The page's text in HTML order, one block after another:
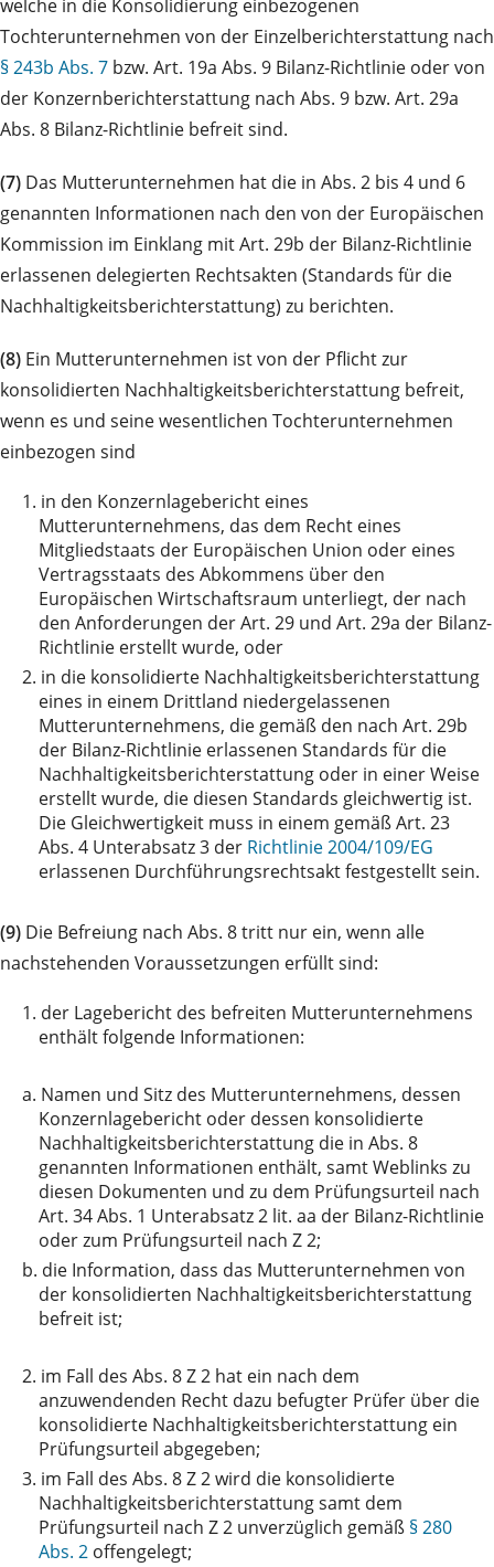
welche in die Konsolidierung einbezogenen
Tochterunternehmen von der Einzelberichterstattung nach
§ 243b Abs. 7 bzw. Art. 19a Abs. 9 Bilanz-Richtlinie oder von
der Konzernberichterstattung nach Abs. 9 bzw. Art. 29a
Abs. 8 Bilanz-Richtlinie befreit sind.
(7) Das Mutterunternehmen hat die in Abs. 2 bis 4 und 6
genannten Informationen nach den von der Europäischen
Kommission im Einklang mit Art. 29b der Bilanz-Richtlinie
erlassenen delegierten Rechtsakten (Standards für die
Nachhaltigkeitsberichterstattung) zu berichten.
(8) Ein Mutterunternehmen ist von der Pflicht zur
konsolidierten Nachhaltigkeitsberichterstattung befreit,
wenn es und seine wesentlichen Tochterunternehmen
einbezogen sind
1. in den Konzernlagebericht eines
Mutterunternehmens, das dem Recht eines
Mitgliedstaats der Europäischen Union oder eines
Vertragsstaats des Abkommens über den
Europäischen Wirtschaftsraum unterliegt, der nach
den Anforderungen der Art. 29 und Art. 29a der Bilanz-
Richtlinie erstellt wurde, oder
2. in die konsolidierte Nachhaltigkeitsberichterstattung
eines in einem Drittland niedergelassenen
Mutterunternehmens, die gemäß den nach Art. 29b
der Bilanz-Richtlinie erlassenen Standards für die
Nachhaltigkeitsberichterstattung oder in einer Weise
erstellt wurde, die diesen Standards gleichwertig ist.
Die Gleichwertigkeit muss in einem gemäß Art. 23
Abs. 4 Unterabsatz 3 der Richtlinie 2004/109/EG
erlassenen Durchführungsrechtsakt festgestellt sein.
(9) Die Befreiung nach Abs. 8 tritt nur ein, wenn alle
nachstehenden Voraussetzungen erfüllt sind:
1. der Lagebericht des befreiten Mutterunternehmens
enthält folgende Informationen:
a. Namen und Sitz des Mutterunternehmens, dessen
Konzernlagebericht oder dessen konsolidierte
Nachhaltigkeitsberichterstattung die in Abs. 8
genannten Informationen enthält, samt Weblinks zu
diesen Dokumenten und zu dem Prüfungsurteil nach
Art. 34 Abs. 1 Unterabsatz 2 lit. aa der Bilanz-Richtlinie
oder zum Prüfungsurteil nach Z 2;
b. die Information, dass das Mutterunternehmen von
der konsolidierten Nachhaltigkeitsberichterstattung
befreit ist;
2. im Fall des Abs. 8 Z 2 hat ein nach dem
anzuwendenden Recht dazu befugter Prüfer über die
konsolidierte Nachhaltigkeitsberichterstattung ein
Prüfungsurteil abgegeben;
3. im Fall des Abs. 8 Z 2 wird die konsolidierte
Nachhaltigkeitsberichterstattung samt dem
Prüfungsurteil nach Z 2 unverzüglich gemäß § 280
Abs. 2 offengelegt;